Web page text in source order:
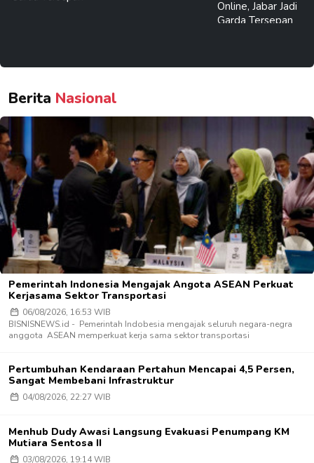
Berita Nasional
Pemerintah Indonesia Mengajak Angota ASEAN Perkuat
Kerjasama Sektor Transportasi
06/08/2026, 16:53 WIB
BISNISNEWS.id - Pemerintah Indobesia mengajak seluruh negara-negra
anggota ASEAN memperkuat kerja sama sektor transportasi
Pertumbuhan Kendaraan Pertahun Mencapai 4,5 Persen,
Sangat Membebani Infrastruktur
04/08/2026, 22:27 WIB
Menhub Dudy Awasi Langsung Evakuasi Penumpang KM
Mutiara Sentosa II
03/08/2026, 19:14 WIB